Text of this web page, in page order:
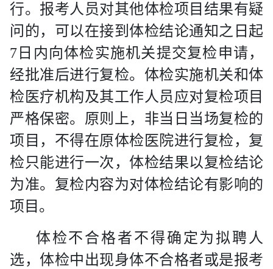
行。报考人员对其他体检项目结果有疑
问的，可以在接到体检结论通知之日起
7 日内向体检实施机关提交复检申请，
经批准后进行复检。体检实施机关和体
检医疗机构及其工作人员应对复检项目
严格保密。原则上，非当日当场复检的
项目，不得在原体检医院进行复检，复
检只能进行一次，体检结果以复检结论
为准。复检内容为对体检结论有影响的
项目。
体检不合格者不得确定为拟聘人
选，体检中出现身体不合格者或是报考